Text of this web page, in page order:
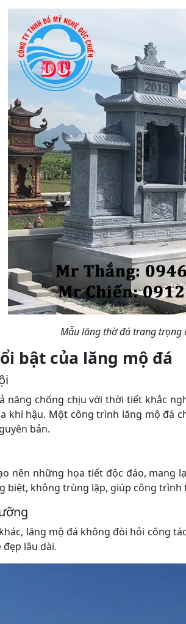
Mẫu lăng thờ đá trang trọng
bật của lăng mộ đá
năng chống chịu với thời tiết khắc
khí hậu. Một công trình lăng mộ đá
bản.
nên những họa tiết độc đáo, mang
biệt, không trùng lặp, giúp công trình
lăng mộ đá không đòi hỏi công
lâu dài.